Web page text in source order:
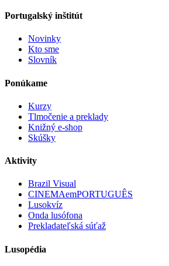
Portugalský inštitút
Novinky
Kto sme
Slovník
Ponúkame
Kurzy
Tlmočenie a preklady
Knižný e-shop
Skúšky
Aktivity
Brazil Visual
CINEMAemPORTUGUÊS
Lusokvíz
Onda lusófona
Prekladateľská súťaž
Lusopédia